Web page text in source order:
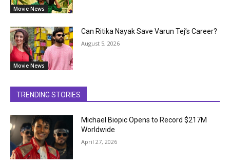
Movie News
Movie News
Can Ritika Nayak Save Varun Tej’s Career?
August 5, 2026
TRENDING STORIES
Michael Biopic Opens to Record $217M
Worldwide
April 27, 2026